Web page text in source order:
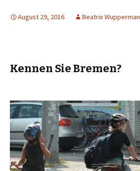
August 29, 2016 Beatrix Wupperman
Kennen Sie Bremen?